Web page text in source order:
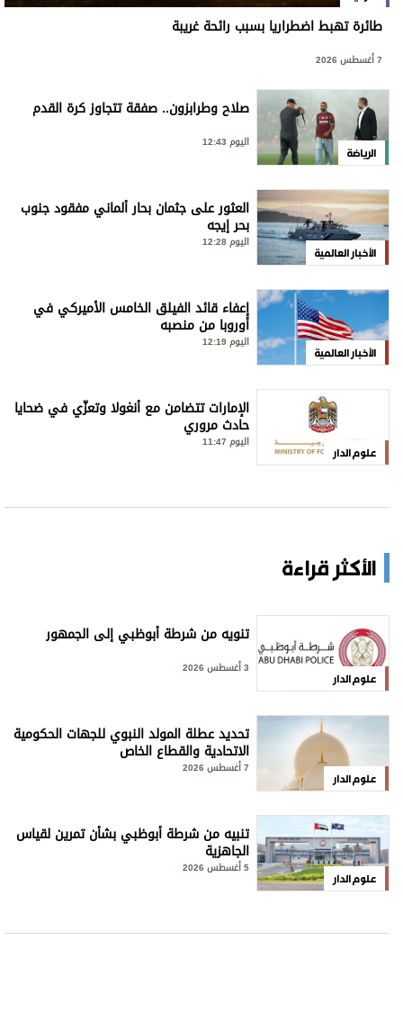
طائرة تهبط اضطراريا بسبب رائحة غريبة
الرياضة
صلاح وطرابزون.. صفقة تتجاوز كرة القدم
اليوم 12:43
الأخبار العالمية
العثور على جثمان بحار ألماني مفقود جنوب
بحر إيجه
اليوم 12:28
الأخبار العالمية
إعفاء قائد الفيلق الخامس الأميركي في
أوروبا من منصبه
اليوم 12:19
علوم الدار
الإمارات تتضامن مع أنغولا وتعزّي في ضحايا
حادث مروري
اليوم 11:47
الأكثر قراءة
علوم الدار
تنويه من شرطة أبوظبي إلى الجمهور
علوم الدار
تحديد عطلة المولد النبوي للجهات الحكومية
الاتحادية والقطاع الخاص
علوم الدار
تنبيه من شرطة أبوظبي بشأن تمرين لقياس
الجاهزية
5 أغسطس 2026